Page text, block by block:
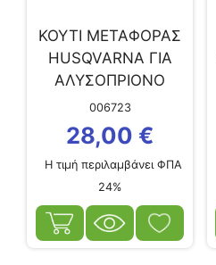
ΚΟΥΤΙ ΜΕΤΑΦΟΡΑΣ
HUSQVARNA ΓΙΑ
ΑΛΥΣΟΠΡΙΟΝΟ
ΜΠΑΤΑΡΙΑΣ ASPIRE
006723
28,00 €
Η τιμή περιλαμβάνει ΦΠΑ
24%